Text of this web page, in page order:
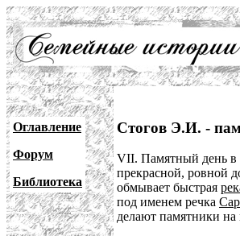
Оглавление
Форум
Библиотека
Стогов Э.И. -
VII. Памятный день в
прекрасной, ровной
обмывает быстрая
под именем речка
делают памятники на